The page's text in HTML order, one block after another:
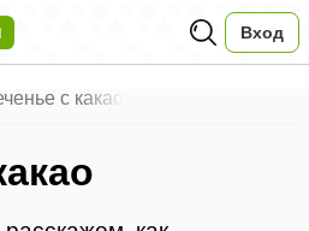
Вход
с какао